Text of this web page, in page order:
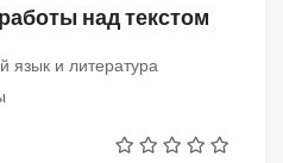
над текстом
язык и литература